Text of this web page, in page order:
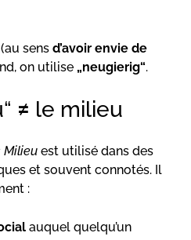
sens d’avoir envie de
on utilise „neugierig“.
≠ le milieu
Milieu est utilisé dans des
et souvent connotés. Il
:
auquel quelqu’un